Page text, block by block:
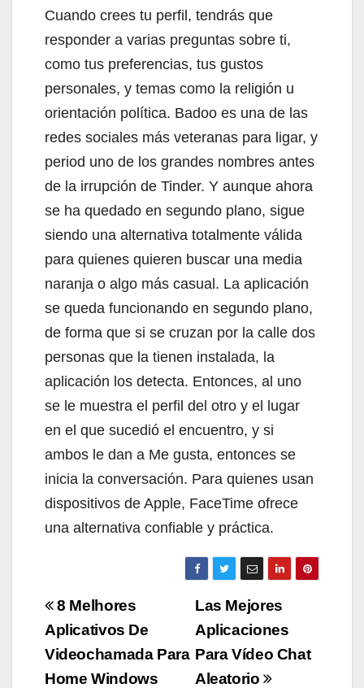
Cuando crees tu perfil, tendrás que
responder a varias preguntas sobre ti,
como tus preferencias, tus gustos
personales, y temas como la religión u
orientación política. Badoo es una de las
redes sociales más veteranas para ligar, y
period uno de los grandes nombres antes
de la irrupción de Tinder. Y aunque ahora
se ha quedado en segundo plano, sigue
siendo una alternativa totalmente válida
para quienes quieren buscar una media
naranja o algo más casual. La aplicación
se queda funcionando en segundo plano,
de forma que si se cruzan por la calle dos
personas que la tienen instalada, la
aplicación los detecta. Entonces, al uno
se le muestra el perfil del otro y el lugar
en el que sucedió el encuentro, y si
ambos le dan a Me gusta, entonces se
inicia la conversación. Para quienes usan
dispositivos de Apple, FaceTime ofrece
una alternativa confiable y práctica.
Beitragsnavigation
Las Mejores
Aplicaciones
Para Vídeo Chat
Aleatorio
8 Melhores
Aplicativos De
Videochamada Para
Home Windows